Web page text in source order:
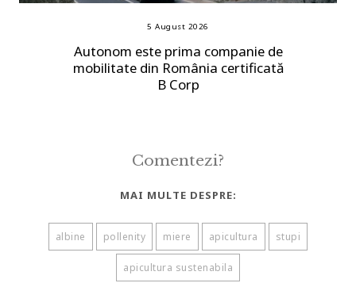
5 August 2026
Autonom este prima companie de
mobilitate din România certificată
B Corp
Comentezi?
MAI MULTE DESPRE:
albine pollenity miere apicultura stupi
apicultura sustenabila